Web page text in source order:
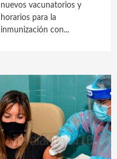
nuevos vacunatorios y
horarios para la
inmunización con...